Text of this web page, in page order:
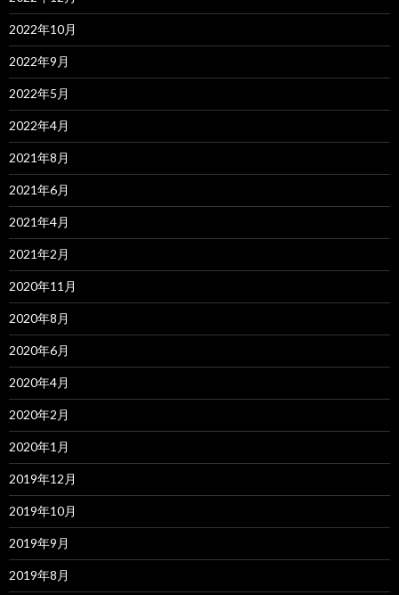
2022年10月
2022年9月
2022年5月
2022年4月
2021年8月
2021年6月
2021年4月
2021年2月
2020年11月
2020年8月
2020年6月
2020年4月
2020年2月
2020年1月
2019年12月
2019年10月
2019年9月
2019年8月